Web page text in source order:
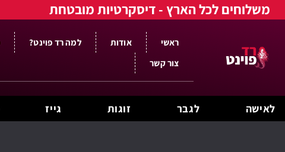
משלוחים לכל הארץ - דיסקרטיות מובטחת
ראשי אודות למה רד פוינט?
צור קשר
לאישה לגבר זוגות גייז